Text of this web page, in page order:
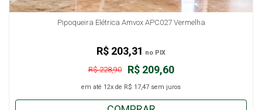
Pipoqueira Elétrica Amvox APC027 Vermelha
R$ 209,60
R$ 228,90
em até 12x de R$ 17,47 sem juros
R$ 203,31 no PIX